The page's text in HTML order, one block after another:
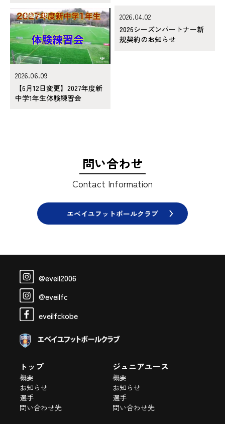
お知らせ
2026.06.09
【6月12日変更】2027年度新
中学1年生体験練習会
お知らせ
2026.04.02
2026シーズンパートナー新
規契約のお知らせ
問い合わせ
Contact Information
エベイユフットボールクラブ
@eveil2006
@eveilfc
eveilfckobe
トップ
概要
お知らせ
選手
問い合わせ先
ジュニアユース
概要
お知らせ
選手
問い合わせ先